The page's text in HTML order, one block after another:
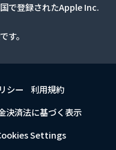
で登録されたApple Inc.
す。
シー
利用規約
決済法に基づく表示
Settings